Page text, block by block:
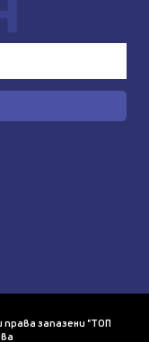
права запазени "ТОП